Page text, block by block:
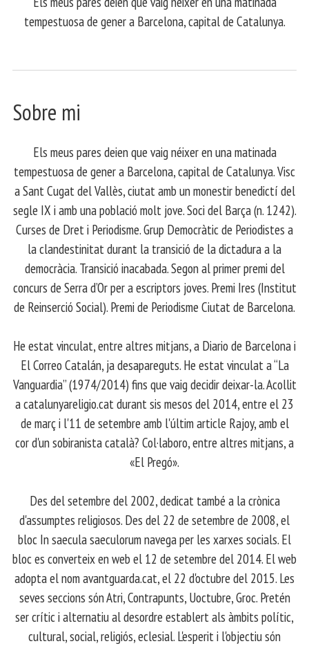
tempestuosa de gener a Barcelona, capital de Catalunya.
Sobre mi
Els meus pares deien que vaig néixer en una matinada
tempestuosa de gener a Barcelona, capital de Catalunya. Visc
a Sant Cugat del Vallès, ciutat amb un monestir benedictí del
segle IX i amb una població molt jove. Soci del Barça (n. 1242).
Curses de Dret i Periodisme. Grup Democràtic de Periodistes a
la clandestinitat durant la transició de la dictadura a la
democràcia. Transició inacabada. Segon al primer premi del
concurs de Serra d’Or per a escriptors joves. Premi Ires (Institut
de Reinserció Social). Premi de Periodisme Ciutat de Barcelona.
​ He estat vinculat, entre altres mitjans, a Diario de Barcelona i
El Correo Catalán, ja desapareguts. He estat vinculat a “La
Vanguardia” (1974/2014) fins que vaig decidir deixar-la. Acollit
a catalunyareligio.cat durant sis mesos del 2014, entre el 23
de març i l'11 de setembre amb l'últim article Rajoy, amb el
cor d'un sobiranista català? Col·laboro, entre altres mitjans, a
«El Pregó».
​ Des del setembre del 2002, dedicat també a la crònica
d'assumptes religiosos. Des del 22 de setembre de 2008, el
bloc In saecula saeculorum navega per les xarxes socials. El
bloc es converteix en web el 12 de setembre del 2014. El web
adopta el nom avantguarda.cat, el 22 d'octubre del 2015. Les
seves seccions són Atri, Contrapunts, Uoctubre, Groc. Pretén
ser crític i alternatiu al desordre establert als àmbits polític,
cultural, social, religiós, eclesial. L'esperit i l'objectiu són